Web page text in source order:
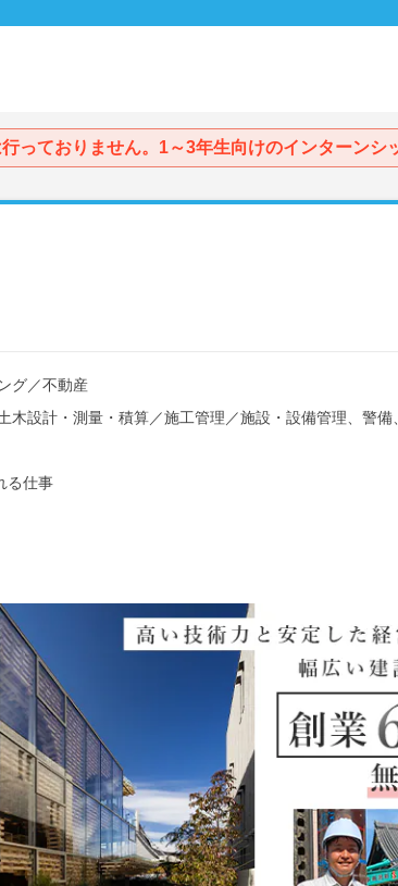
っておりません。1～3年生向けのインターンシ
グ／不動産
木設計・測量・積算／施工管理 ／施設・設備管理、警備
る仕事